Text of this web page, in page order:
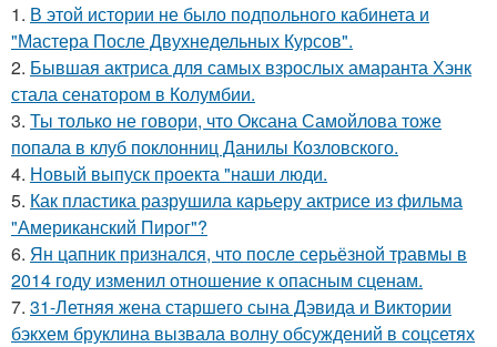
1. В этой истории не было подпольного кабинета и
"Мастера После Двухнедельных Курсов".
2. Бывшая актриса для самых взрослых амаранта Хэнк
стала сенатором в Колумбии.
3. Ты только не говори, что Оксана Самойлова тоже
попала в клуб поклонниц Данилы Козловского.
4. Новый выпуск проекта "наши люди.
5. Как пластика разрушила карьеру актрисе из фильма
"Американский Пирог"?
6. Ян цапник признался, что после серьёзной травмы в
2014 году изменил отношение к опасным сценам.
7. 31-Летняя жена старшего сына Дэвида и Виктории
бэкхем бруклина вызвала волну обсуждений в соцсетях